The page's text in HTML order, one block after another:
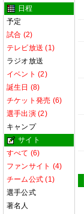
日程
予定
試合 (2)
テレビ放送 (1)
ラジオ放送
イベント (2)
誕生日 (8)
チケット発売 (6)
選手出演 (2)
キャンプ
サイト
すべて (6)
ファンサイト (4)
チーム公式 (1)
選手公式
著名人